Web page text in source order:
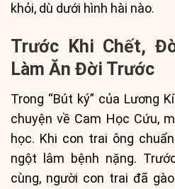
khỏi, dù dưới hình hài nào.
Trước Khi Chết,
Làm Ăn Đời Trước
Trong “Bút ký” của Lương
chuyện về Cam Học Cứu,
học. Khi con trai ông
ngột lâm bệnh nặng.
cùng, người con trai đã